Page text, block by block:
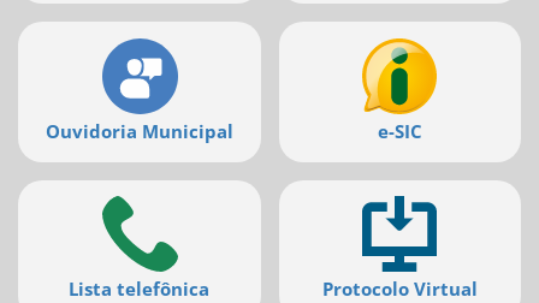
Ouvidoria Municipal e-SIC
Lista telefônica Protocolo Virtual